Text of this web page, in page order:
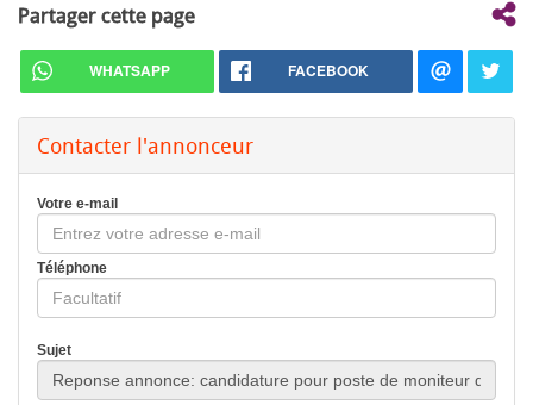
Partager cette page
WHATSAPP FACEBOOK
Contacter l'annonceur
Votre e-mail
Téléphone
Sujet